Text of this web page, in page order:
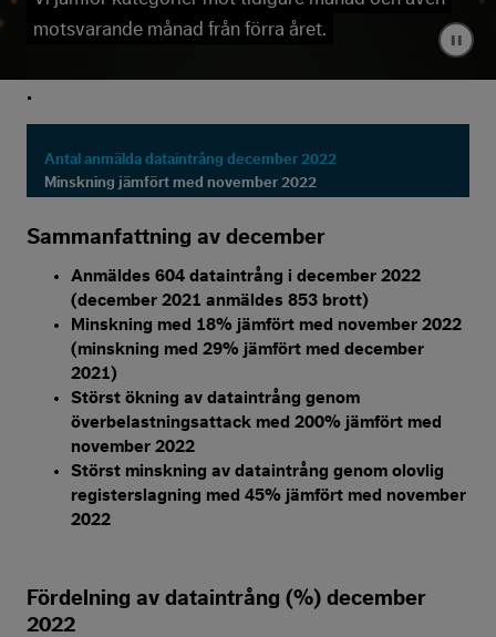
motsvarande månad från förra året.
.
Antal anmälda dataintrång december 2022
Minskning jämfört med november 2022
Sammanfattning av december
Anmäldes 604 dataintrång i december 2022
(december 2021 anmäldes 853 brott)
Minskning med 18% jämfört med november 2022
(minskning med 29% jämfört med december
2021)
Störst ökning av dataintrång genom
överbelastningsattack med 200% jämfört med
november 2022
Störst minskning av dataintrång genom olovlig
registerslagning med 45% jämfört med november
2022
Fördelning av dataintrång (%) december
2022